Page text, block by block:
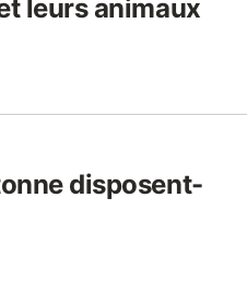
leurs animaux
disposent-